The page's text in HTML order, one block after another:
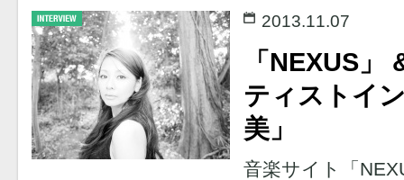
2013.11.07
「NEXUS
ティストイ
美」
音楽サイト「